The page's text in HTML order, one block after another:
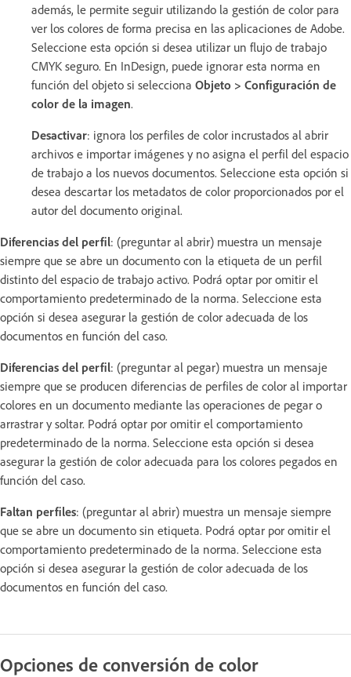
además, le permite seguir utilizando la gestión de color para
ver los colores de forma precisa en las aplicaciones de Adobe.
Seleccione esta opción si desea utilizar un flujo de trabajo
CMYK seguro. En InDesign, puede ignorar esta norma en
función del objeto si selecciona Objeto > Configuración de
color de la imagen.
Desactivar: ignora los perfiles de color incrustados al abrir
archivos e importar imágenes y no asigna el perfil del espacio
de trabajo a los nuevos documentos. Seleccione esta opción si
desea descartar los metadatos de color proporcionados por el
autor del documento original.
Diferencias del perfil: (preguntar al abrir) muestra un mensaje
siempre que se abre un documento con la etiqueta de un perfil
distinto del espacio de trabajo activo. Podrá optar por omitir el
comportamiento predeterminado de la norma. Seleccione esta
opción si desea asegurar la gestión de color adecuada de los
documentos en función del caso.
Diferencias del perfil: (preguntar al pegar) muestra un mensaje
siempre que se producen diferencias de perfiles de color al importar
colores en un documento mediante las operaciones de pegar o
arrastrar y soltar. Podrá optar por omitir el comportamiento
predeterminado de la norma. Seleccione esta opción si desea
asegurar la gestión de color adecuada para los colores pegados en
función del caso.
Faltan perfiles: (preguntar al abrir) muestra un mensaje siempre
que se abre un documento sin etiqueta. Podrá optar por omitir el
comportamiento predeterminado de la norma. Seleccione esta
opción si desea asegurar la gestión de color adecuada de los
documentos en función del caso.
Opciones de conversión de color